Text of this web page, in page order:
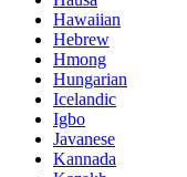
Hawaiian
Hebrew
Hmong
Hungarian
Icelandic
Igbo
Javanese
Kannada